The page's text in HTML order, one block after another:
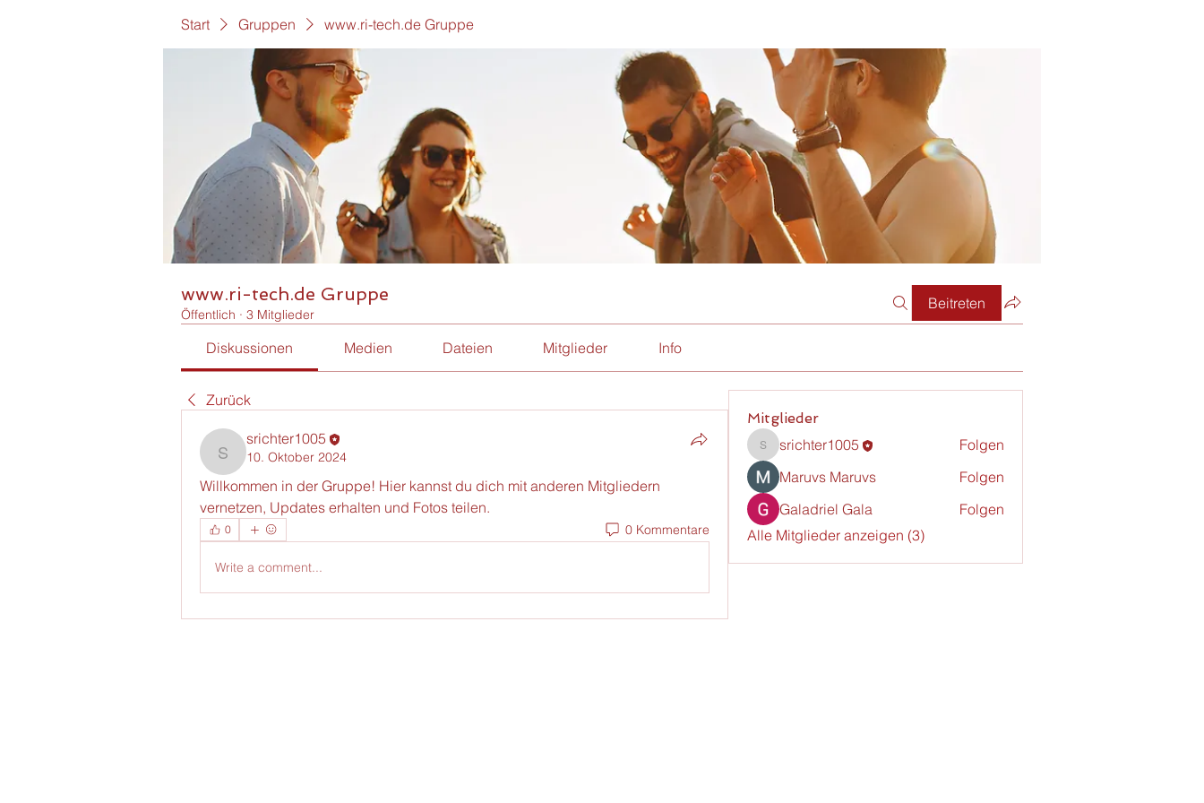
Start Gruppen www.ri-tech.de Gruppe
www.ri-tech.de Gruppe
Öffentlich · 3 Mitglieder
Beitreten
Diskussionen Medien Dateien Mitglieder Info
Zurück
srichter1005
srichter1005
10. Oktober 2024
Willkommen in der Gruppe! Hier kannst du dich mit anderen Mitgliedern
vernetzen, Updates erhalten und Fotos teilen.
0 0 Kommentare
Write a comment...
Mitglieder
srichter1005
srichter1005
Folgen
Maruvs Maruvs
Folgen
Galadriel Gala
Folgen
Alle Mitglieder anzeigen (3)